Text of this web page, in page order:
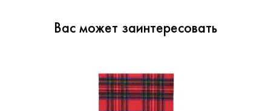
Вас может заинтересовать